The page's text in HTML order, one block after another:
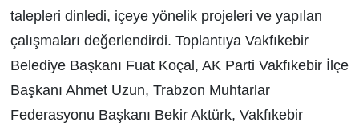
talepleri dinledi, içeye yönelik projeleri ve yapılan
çalışmaları değerlendirdi. Toplantıya Vakfıkebir
Belediye Başkanı Fuat Koçal, AK Parti Vakfıkebir İlçe
Başkanı Ahmet Uzun, Trabzon Muhtarlar
Federasyonu Başkanı Bekir Aktürk, Vakfıkebir